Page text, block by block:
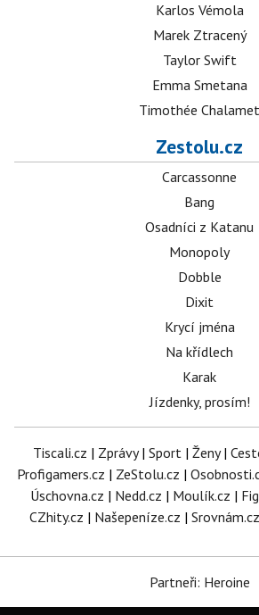
Karlos Vémola
Marek Ztracený
Taylor Swift
Emma Smetana
Timothée Chalamet
Zestolu.cz
Carcassonne
Bang
Osadníci z Katanu
Monopoly
Dobble
Dixit
Krycí jména
Na křídlech
Karak
Jízdenky, prosím!
Tiscali.cz | Zprávy| Sport | Ženy|
Profigamers.cz | ZeStolu.cz |
Úschovna.cz | Nedd.cz | Moulík.cz |
CZhity.cz | Našepeníze.cz | Srovnám.cz
Partneři: Heroine